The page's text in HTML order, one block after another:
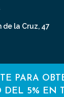
de la Cruz, 47
PARA
DEL 5% EN